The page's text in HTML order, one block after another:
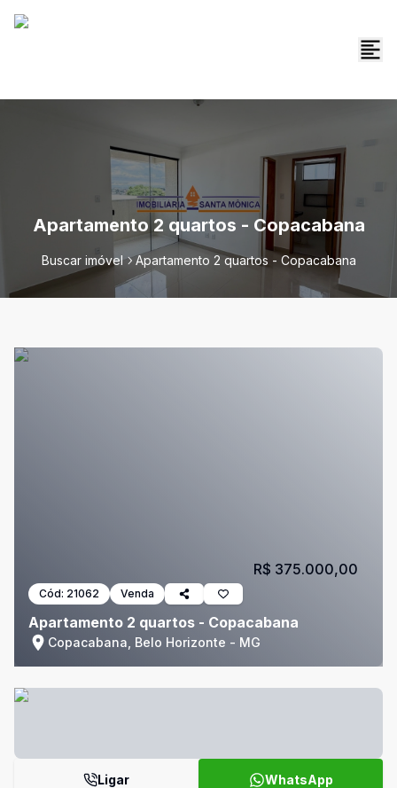
Apartamento 2 quartos - Copacabana
Buscar imóvel Apartamento 2 quartos - Copacabana
Cód: 21062 Venda
Apartamento 2 quartos - Copacabana
Copacabana, Belo Horizonte - MG
R$ 375.000,00
Ligar WhatsApp